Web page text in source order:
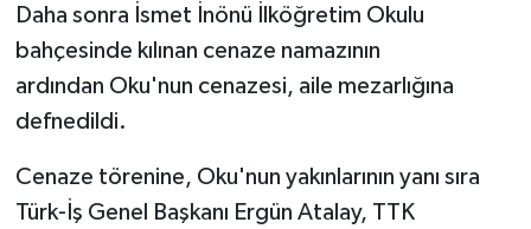
Daha sonra İsmet İnönü İlköğretim Okulu
bahçesinde kılınan cenaze namazının
ardından Oku'nun cenazesi, aile mezarlığına
defnedildi.
Cenaze törenine, Oku'nun yakınlarının yanı sıra
Türk-İş Genel Başkanı Ergün Atalay, TTK